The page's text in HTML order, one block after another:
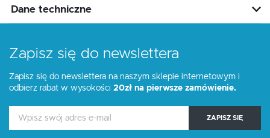
Dane techniczne
Zapisz się do newslettera
Zapisz się do newslettera na naszym sklepie internetowym i
odbierz rabat w wysokości 20zł na pierwsze zamówienie.
ZAPISZ SIĘ